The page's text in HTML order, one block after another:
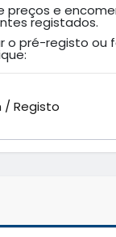
preços e
registados.
o pré-registo ou
/ Registo